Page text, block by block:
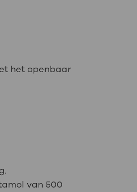
het openbaar
van 500